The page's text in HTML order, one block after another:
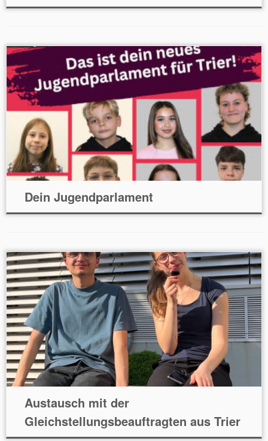
Dein Jugendparlament
Austausch mit der
Gleichstellungsbeauftragten aus Trier